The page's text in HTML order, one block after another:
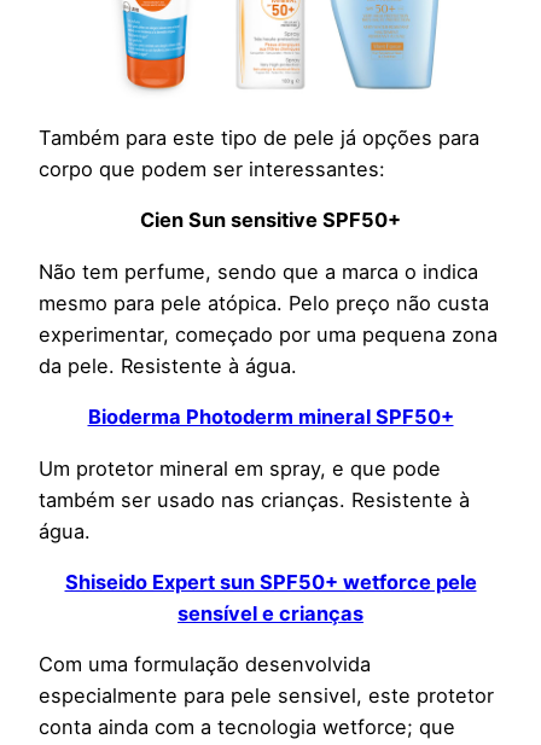
Também para este tipo de pele já opções para
corpo que podem ser interessantes:
Cien Sun sensitive SPF50+
Não tem perfume, sendo que a marca o indica
mesmo para pele atópica. Pelo preço não custa
experimentar, começado por uma pequena zona
da pele. Resistente à água.
Bioderma Photoderm mineral SPF50+
Um protetor mineral em spray, e que pode
também ser usado nas crianças. Resistente à
água.
Shiseido Expert sun SPF50+ wetforce pele
sensível e crianças
Com uma formulação desenvolvida
especialmente para pele sensivel, este protetor
conta ainda com a tecnologia wetforce; que